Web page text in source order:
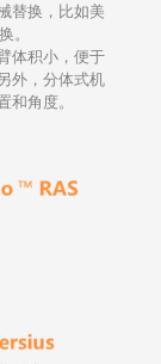
替换，比如美
。
体积小，便于
外，分体式机
角度。